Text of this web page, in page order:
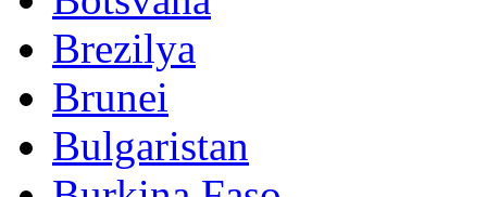
Brezilya
Brunei
Bulgaristan